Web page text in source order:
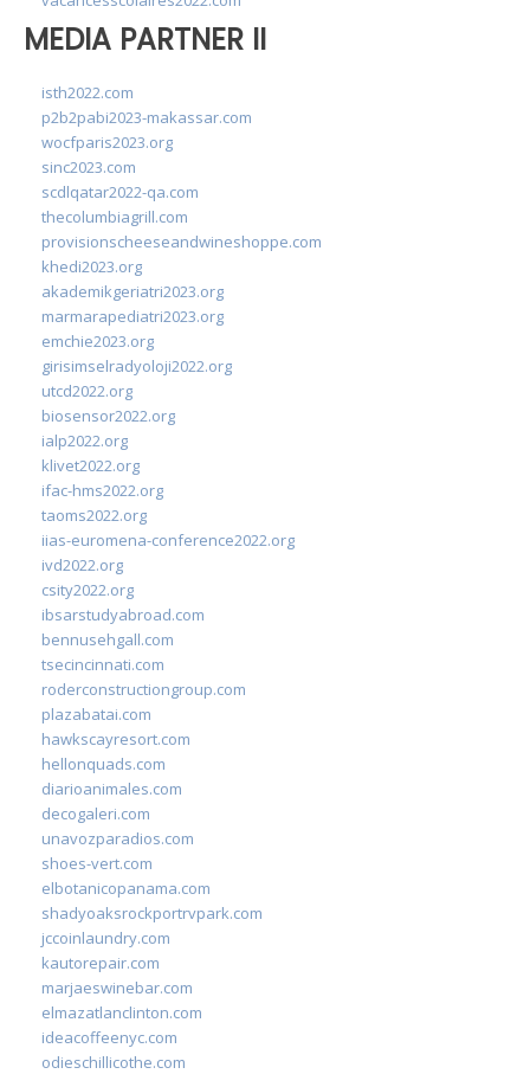
MEDIA PARTNER II
isth2022.com
p2b2pabi2023-makassar.com
wocfparis2023.org
sinc2023.com
scdlqatar2022-qa.com
thecolumbiagrill.com
provisionscheeseandwineshoppe.com
khedi2023.org
akademikgeriatri2023.org
marmarapediatri2023.org
emchie2023.org
girisimselradyoloji2022.org
utcd2022.org
biosensor2022.org
ialp2022.org
klivet2022.org
ifac-hms2022.org
taoms2022.org
iias-euromena-conference2022.org
ivd2022.org
csity2022.org
ibsarstudyabroad.com
bennusehgall.com
tsecincinnati.com
roderconstructiongroup.com
plazabatai.com
hawkscayresort.com
hellonquads.com
diarioanimales.com
decogaleri.com
unavozparadios.com
shoes-vert.com
elbotanicopanama.com
shadyoaksrockportrvpark.com
jccoinlaundry.com
kautorepair.com
marjaeswinebar.com
elmazatlanclinton.com
ideacoffeenyc.com
odieschillicothe.com